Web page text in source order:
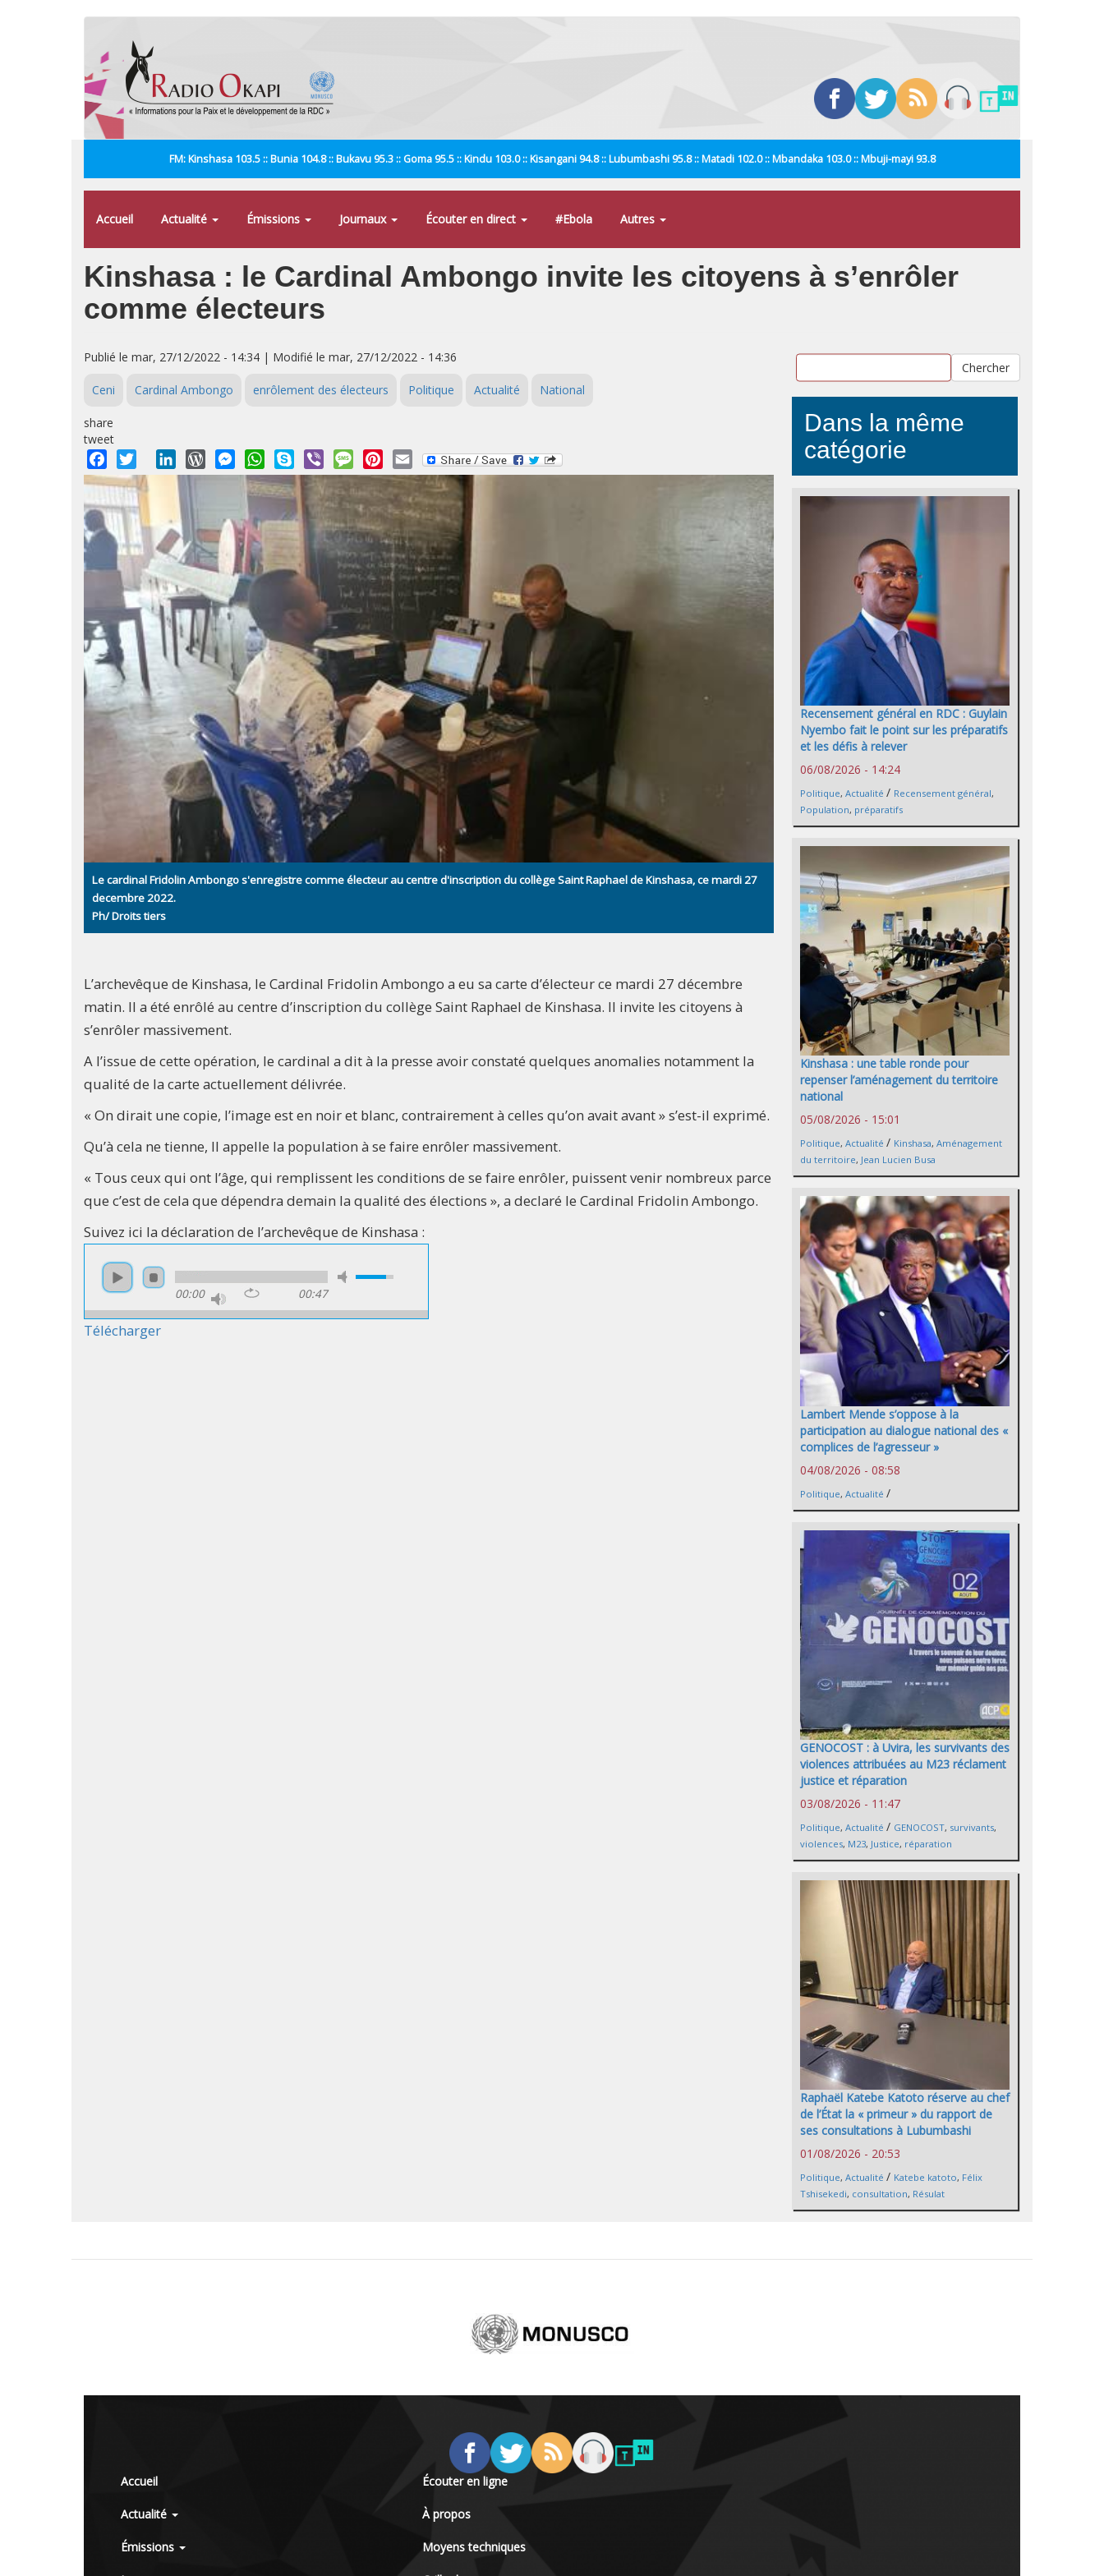
FM: Kinshasa 103.5 :: Bunia 104.8 :: Bukavu 95.3 :: Goma 95.5 :: Kindu 103.0 :: Kisangani 94.8 :: Lubumbashi 95.8 :: Matadi 102.0 :: Mbandaka 103.0 :: Mbuji-mayi 93.8
Accueil Actualité Émissions Journaux Écouter en direct #Ebola Autres
Kinshasa : le Cardinal Ambongo invite les citoyens à s’enrôler
comme électeurs
Publié le mar, 27/12/2022 - 14:34 | Modifié le mar, 27/12/2022 - 14:36
Ceni Cardinal Ambongo enrôlement des électeurs Politique Actualité National
share
tweet
Facebook
Twitter LinkedInWordPressMessengerWhatsApp
Skype Viber MessagePinterest
Email
Le cardinal Fridolin Ambongo s'enregistre comme électeur au centre d'inscription du collège Saint Raphael de Kinshasa, ce mardi 27
decembre 2022.
Ph/ Droits tiers
L’archevêque de Kinshasa, le Cardinal Fridolin Ambongo a eu sa carte d’électeur ce mardi 27 décembre
matin. Il a été enrôlé au centre d’inscription du collège Saint Raphael de Kinshasa. Il invite les citoyens à
s’enrôler massivement.
A l’issue de cette opération, le cardinal a dit à la presse avoir constaté quelques anomalies notamment la
qualité de la carte actuellement délivrée.
« On dirait une copie, l’image est en noir et blanc, contrairement à celles qu’on avait avant » s’est-il exprimé.
Qu’à cela ne tienne, Il appelle la population à se faire enrôler massivement.
« Tous ceux qui ont l’âge, qui remplissent les conditions de se faire enrôler, puissent venir nombreux parce
que c’est de cela que dépendra demain la qualité des élections », a declaré le Cardinal Fridolin Ambongo.
Suivez ici la déclaration de l’archevêque de Kinshasa :
00:00 00:47
Télécharger
Chercher
Dans la même
catégorie
Recensement général en RDC : Guylain
Nyembo fait le point sur les préparatifs
et les défis à relever
06/08/2026 - 14:24
Politique, Actualité / Recensement général,
Population, préparatifs
Kinshasa : une table ronde pour
repenser l’aménagement du territoire
national
05/08/2026 - 15:01
Politique, Actualité / Kinshasa, Aménagement
du territoire, Jean Lucien Busa
Lambert Mende s’oppose à la
participation au dialogue national des «
complices de l’agresseur »
04/08/2026 - 08:58
Politique, Actualité /
GENOCOST : à Uvira, les survivants des
violences attribuées au M23 réclament
justice et réparation
03/08/2026 - 11:47
Politique, Actualité / GENOCOST, survivants,
violences, M23, Justice, réparation
Raphaël Katebe Katoto réserve au chef
de l’État la « primeur » du rapport de
ses consultations à Lubumbashi
01/08/2026 - 20:53
Politique, Actualité / Katebe katoto, Félix
Tshisekedi, consultation, Résulat
Accueil
Actualité
Émissions
Écouter en ligne
À propos
Moyens techniques